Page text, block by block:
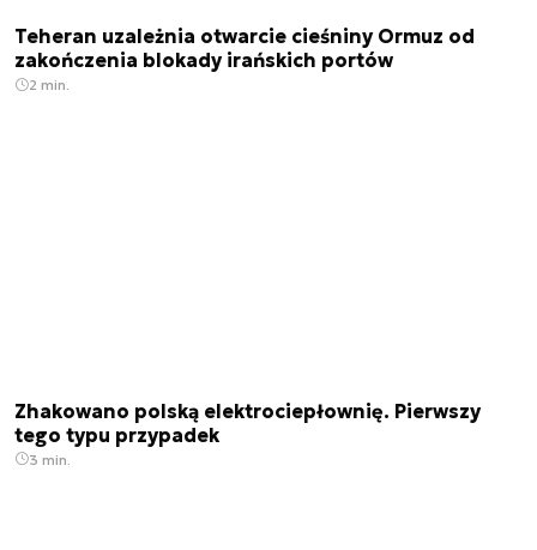
Teheran uzależnia otwarcie cieśniny Ormuz od
zakończenia blokady irańskich portów
2 min.
Zhakowano polską elektrociepłownię. Pierwszy
tego typu przypadek
3 min.